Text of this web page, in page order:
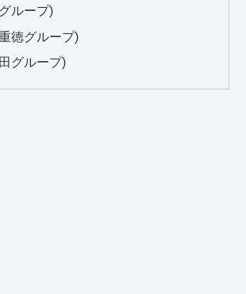
ループ)
徳グループ)
グループ)